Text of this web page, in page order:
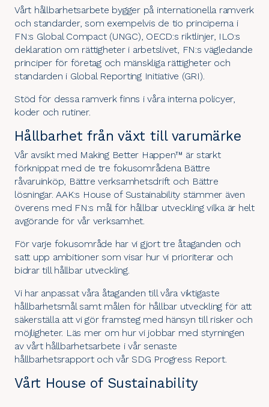
Vårt hållbarhetsarbete bygger på internationella ramverk
och standarder, som exempelvis de tio principerna i
FN:s Global Compact(UNGC), OECD:s riktlinjer, ILO:s
deklaration om rättigheter i arbetslivet, FN:s vägledande
principer för företag och mänskliga rättigheteroch
standarden i Global Reporting Initiative (GRI).
Stöd för dessa ramverk finns i våra interna policyer,
koder och rutiner.
Hållbarhet från växt till varumärke
Vår avsikt med Making Better Happen™ är starkt
förknippat med de tre fokusområdena Bättre
råvaruinköp, Bättre verksamhetsdrift och Bättre
lösningar. AAK:s House of Sustainability stämmer även
överens med FN:s mål för hållbar utvecklingvilka är helt
avgörande för vår verksamhet.
För varje fokusområde har vi gjort tre åtaganden och
satt upp ambitioner som visar hur vi prioriterar och
bidrar till hållbar utveckling.
Vi har anpassat våra åtaganden till våra viktigaste
hållbarhetsmål samt målen för hållbar utveckling för att
säkerställa att vi gör framsteg med hänsyn till risker och
möjligheter. Läs mer om hur vi jobbar med styrningen
av vårt hållbarhetsarbete i vår senaste
hållbarhetsrapportoch vårSDG Progress Report.
Vårt House of Sustainability